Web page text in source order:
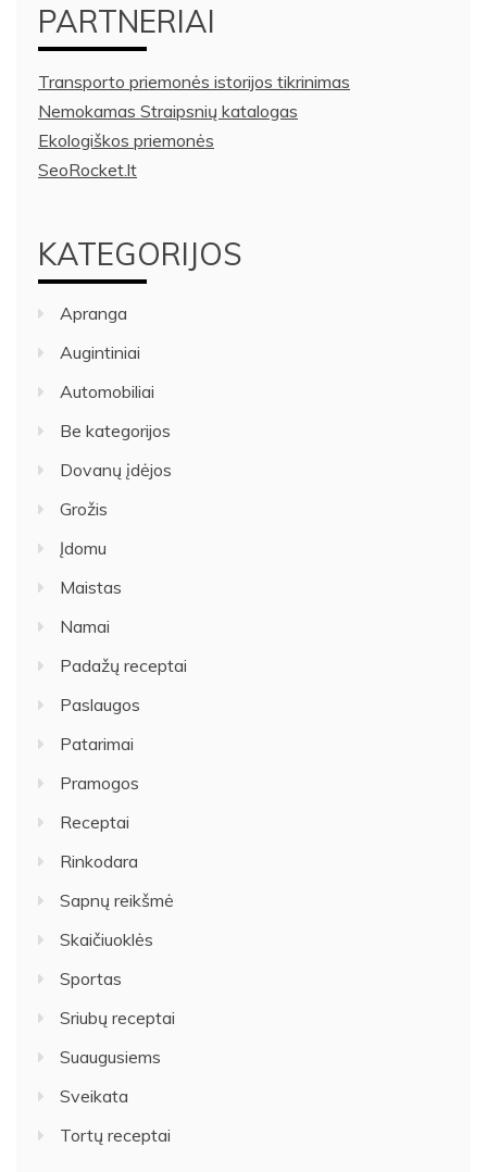
PARTNERIAI
Transporto priemonės istorijos tikrinimas
Nemokamas Straipsnių katalogas
Ekologiškos priemonės
SeoRocket.lt
KATEGORIJOS
Apranga
Augintiniai
Automobiliai
Be kategorijos
Dovanų įdėjos
Grožis
Įdomu
Maistas
Namai
Padažų receptai
Paslaugos
Patarimai
Pramogos
Receptai
Rinkodara
Sapnų reikšmė
Skaičiuoklės
Sportas
Sriubų receptai
Suaugusiems
Sveikata
Tortų receptai